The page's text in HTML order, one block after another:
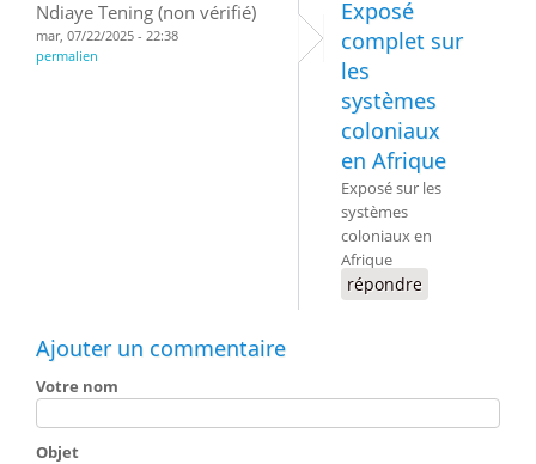
Ndiaye Tening (non vérifié)
mar, 07/22/2025 - 22:38
permalien
Exposé
complet sur
les
systèmes
coloniaux
en Afrique
Exposé sur les
systèmes
coloniaux en
Afrique
répondre
Ajouter un commentaire
Votre nom
Objet